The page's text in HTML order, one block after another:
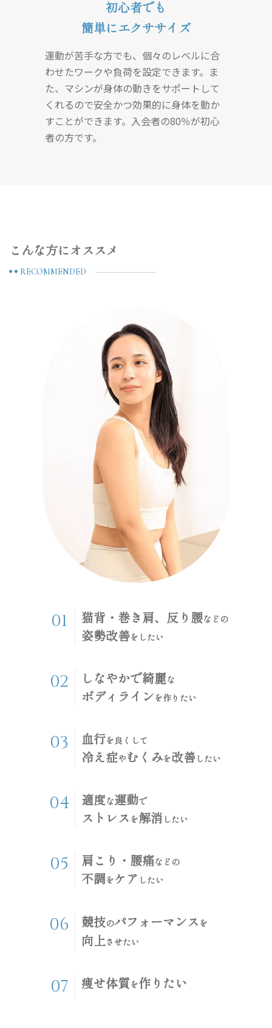
初心者でも
簡単にエクササイズ
運動が苦手な方でも、個々のレベルに合
わせたワークや負荷を設定できます。ま
た、マシンが身体の動きをサポートして
くれるので安全かつ効果的に身体を動か
すことができます。入会者の80％が初心
者の方です。
こんな方にオススメ
RECOMMENDED
01 猫背・巻き肩、反り腰などの
姿勢改善をしたい
02 しなやかで綺麗な
ボディラインを作りたい
03 血行を良くして
冷え症やむくみを改善したい
04 適度な運動で
ストレス を解消 したい
05 肩こり・腰痛などの
不調をケア したい
06 競技のパフォーマンス を
向上させたい
07 痩せ体質を作りたい